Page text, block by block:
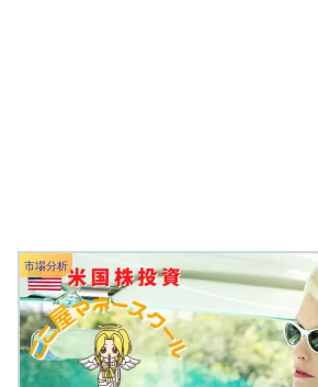
市場分析